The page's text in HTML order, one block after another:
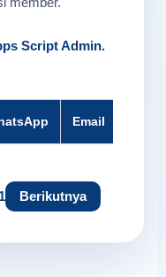
Script Admin.
Email
Berikutnya